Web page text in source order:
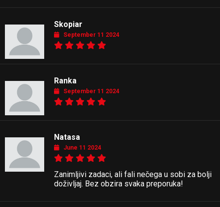
Skopiar
September 11 2024
Ranka
September 11 2024
Natasa
June 11 2024
Zanimljivi zadaci, ali fali nečega u sobi za bolji
doživljaj. Bez obzira svaka preporuka!